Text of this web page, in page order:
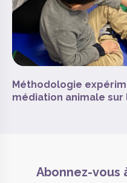
Méthodologie
médiation animale sur
Abonnez-